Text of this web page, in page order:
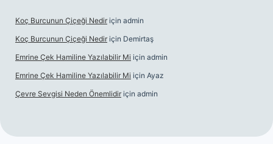
Koç Burcunun Çiçeği Nedir için admin
Koç Burcunun Çiçeği Nedir için Demirtaş
Emrine Çek Hamiline Yazılabilir Mi için admin
Emrine Çek Hamiline Yazılabilir Mi için Ayaz
Çevre Sevgisi Neden Önemlidir için admin